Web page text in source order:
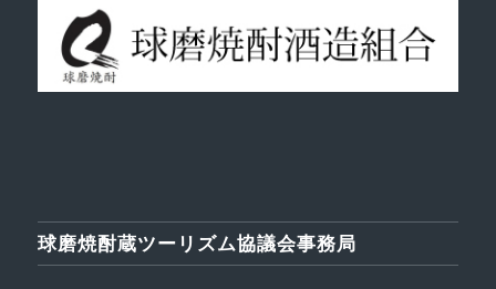
球磨焼酎蔵ツーリズム協議会事務局